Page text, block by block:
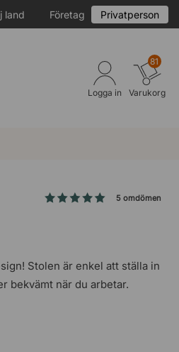
land Företag Privatperson
Logga in
81
Varukorg
5 omdömen
Stolen är enkel att ställa in
bekvämt när du arbetar.